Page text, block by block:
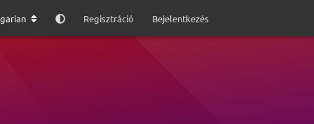
Regisztráció Bejelentkezés